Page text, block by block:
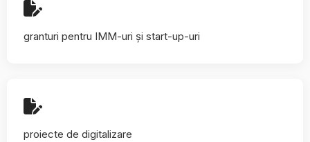
granturi pentru IMM-uri și start-up-uri
proiecte de digitalizare